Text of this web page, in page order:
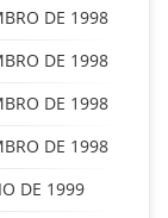
DE 1998
DE 1998
DE 1998
DE 1998
DE 1999